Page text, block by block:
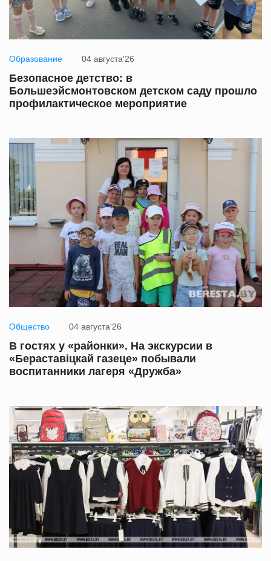
Образование 04 августа'26
Безопасное детство: в
Большеэйсмонтовском детском саду прошло
профилактическое мероприятие
Общество 04 августа'26
В гостях у «районки». На экскурсии в
«Бераставіцкай газеце» побывали
воспитанники лагеря «Дружба»